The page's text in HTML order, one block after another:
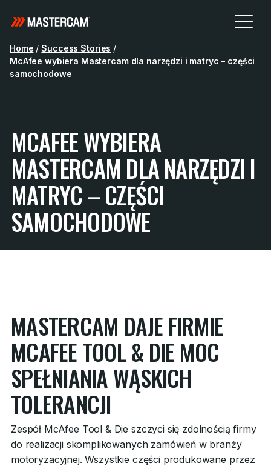
Home / Success Stories /
McAfee wybiera Mastercam dla narzędzi i matryc – części
samochodowe
MCAFEE WYBIERA
MASTERCAM DLA NARZĘDZI I
MATRYC – CZĘŚCI
SAMOCHODOWE
MASTERCAM DAJE FIRMIE
MCAFEE TOOL & DIE MOC
SPEŁNIANIA WĄSKICH
TOLERANCJI
Zespół McAfee Tool & Die szczyci się zdolnością firmy
do realizacji skomplikowanych zamówień w branży
motoryzacyjnej. Wszystkie części produkowane przez